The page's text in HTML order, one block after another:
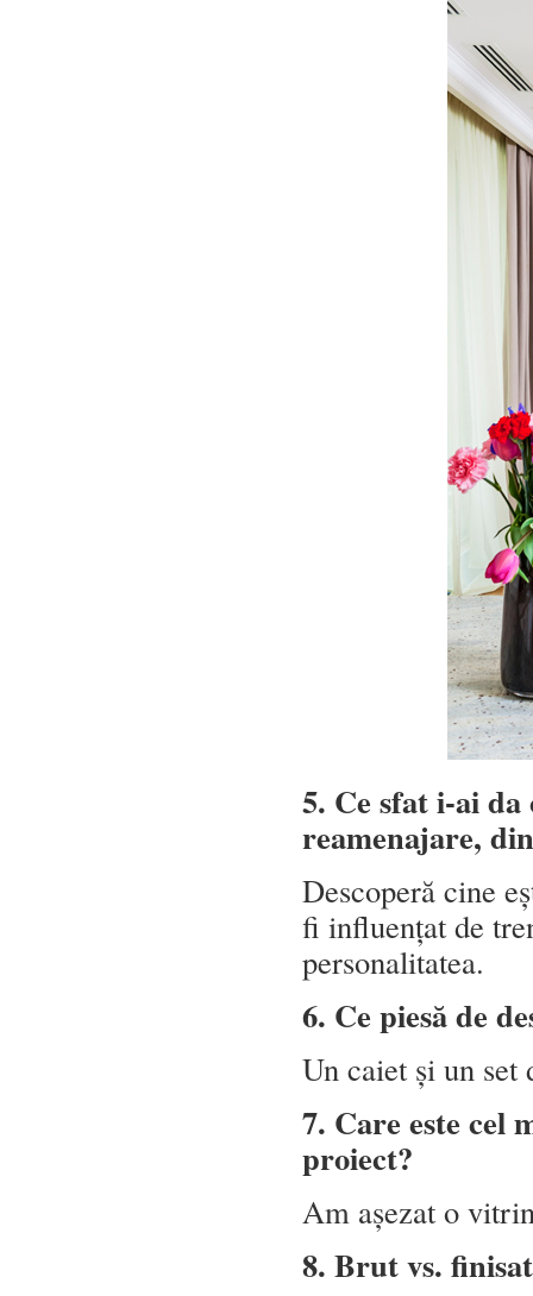
5. Ce sfat i-ai
reamenajare,
Descoperă cine
fi influențat de
personalitatea.
6. Ce piesă de
Un caiet și un set
7. Care este cel
proiect?
Am așezat o
8. Brut vs.